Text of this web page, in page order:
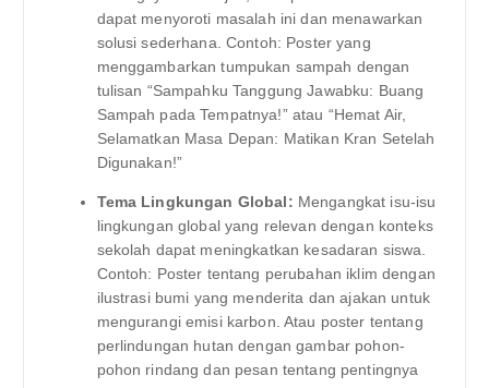
dapat menyoroti masalah ini dan menawarkan
solusi sederhana. Contoh: Poster yang
menggambarkan tumpukan sampah dengan
tulisan “Sampahku Tanggung Jawabku: Buang
Sampah pada Tempatnya!” atau “Hemat Air,
Selamatkan Masa Depan: Matikan Kran Setelah
Digunakan!”
Tema Lingkungan Global: Mengangkat isu-isu
lingkungan global yang relevan dengan konteks
sekolah dapat meningkatkan kesadaran siswa.
Contoh: Poster tentang perubahan iklim dengan
ilustrasi bumi yang menderita dan ajakan untuk
mengurangi emisi karbon. Atau poster tentang
perlindungan hutan dengan gambar pohon-
pohon rindang dan pesan tentang pentingnya